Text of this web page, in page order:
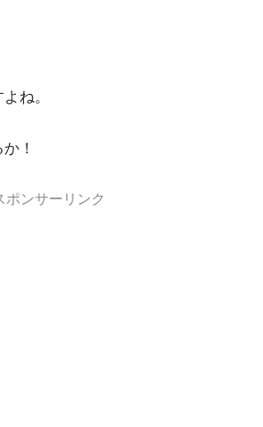
ね。
！
ポンサーリンク